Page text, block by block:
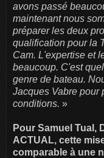
avons passé
maintenant nous
préparer les deux
qualification pour la
Cam. L'expertise et
beaucoup. C'est
genre de bateau.
Jacques Vabre pour
conditions. »
Pour Samuel Tual,
ACTUAL, cette
comparable à une